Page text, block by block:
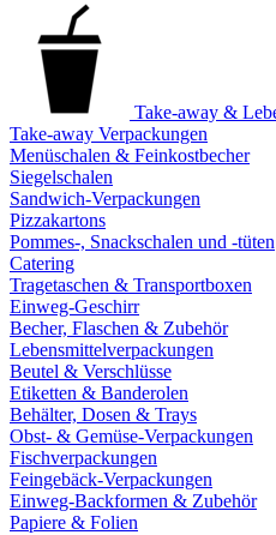
Take-away &
Take-away Verpackungen
Menüschalen & Feinkostbecher
Siegelschalen
Sandwich-Verpackungen
Pizzakartons
Pommes-, Snackschalen und -tüten
Catering
Tragetaschen & Transportboxen
Einweg-Geschirr
Becher, Flaschen & Zubehör
Lebensmittelverpackungen
Beutel & Verschlüsse
Etiketten & Banderolen
Behälter, Dosen & Trays
Obst- & Gemüse-Verpackungen
Fischverpackungen
Feingebäck-Verpackungen
Einweg-Backformen & Zubehör
Papiere & Folien